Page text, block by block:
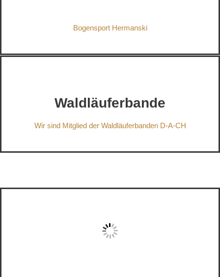
Bogensport Hermanski
Waldläuferbande
Wir sind Mitglied der Waldläuferbanden D-A-CH